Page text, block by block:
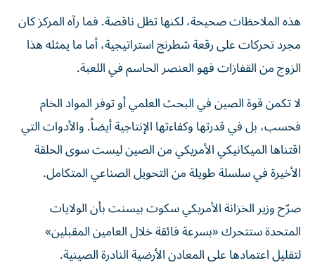
هذه الملاحظات صحيحة، لكنها تظل ناقصة. فما رآه المركز كان
مجرد تحركات على رقعة شطرنج استراتيجية، أما ما يمثله هذا
الزوج من القفازات فهو العنصر الحاسم في اللعبة.
لا تكمن قوة الصين في البحث العلمي أو توفر المواد الخام
فحسب، بل في قدرتها وكفاءتها الإنتاجية أيضاً. والأدوات التي
اقتناها الميكانيكي الأمريكي من الصين ليست سوى الحلقة
الأخيرة في سلسلة طويلة من التحويل الصناعي المتكامل.
صرّح وزير الخزانة الأمريكي سكوت بيسنت بأن الولايات
المتحدة ستتحرك «بسرعة فائقة خلال العامين المقبلين»
لتقليل اعتمادها على المعادن الأرضية النادرة الصينية.